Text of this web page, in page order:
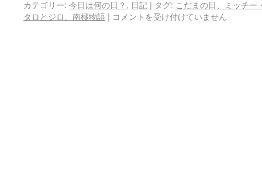
カテゴリー: 今日は何の日？ , 日記 | タグ: こだまの日、ミッチ
タロとジロ、南極物語 | コメントを受け付けていません